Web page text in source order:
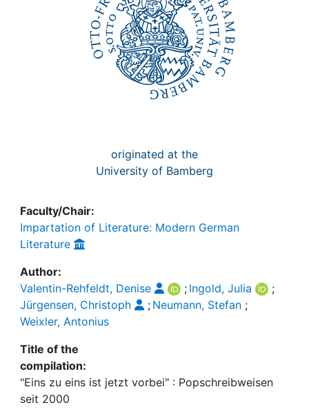
originated at the
University of Bamberg
Faculty/Chair:
Impartation of Literature: Modern German
Literature
Author:
Valentin-Rehfeldt, Denise
; Ingold, Julia
;
Jürgensen, Christoph
; Neumann, Stefan ;
Weixler, Antonius
Title of the
compilation:
"Eins zu eins ist jetzt vorbei" : Popschreibweisen
seit 2000